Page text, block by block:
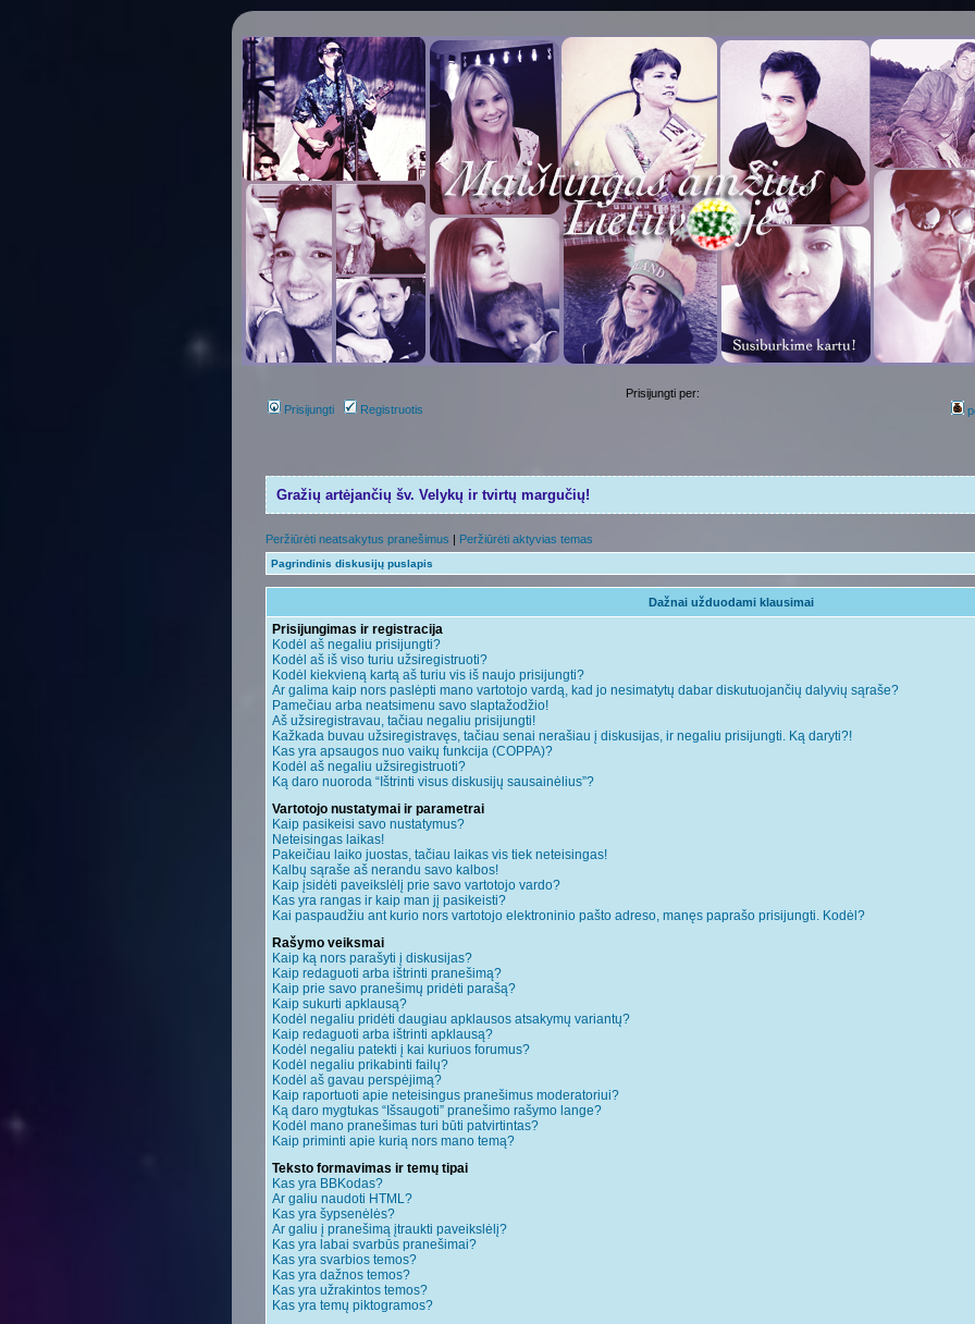
Prisijungti Registruotis
Prisijungti per:
Gražių artėjančių šv. Velykų ir tvirtų margučių!
Peržiūrėti neatsakytus pranešimus | Peržiūrėti aktyvias temas
Pagrindinis diskusijų puslapis
Dažnai užduodami klausimai
Prisijungimas ir registracija
Kodėl aš negaliu prisijungti?
Kodėl aš iš viso turiu užsiregistruoti?
Kodėl kiekvieną kartą aš turiu vis iš naujo prisijungti?
Ar galima kaip nors paslėpti mano vartotojo vardą, kad jo nesimatytų dabar diskutuojančių dalyvių sąraše?
Pamečiau arba neatsimenu savo slaptažodžio!
Aš užsiregistravau, tačiau negaliu prisijungti!
Kažkada buvau užsiregistravęs, tačiau senai nerašiau į diskusijas, ir negaliu prisijungti. Ką daryti?!
Kas yra apsaugos nuo vaikų funkcija (COPPA)?
Kodėl aš negaliu užsiregistruoti?
Ką daro nuoroda “Ištrinti visus diskusijų sausainėlius”?
Vartotojo nustatymai ir parametrai
Kaip pasikeisi savo nustatymus?
Neteisingas laikas!
Pakeičiau laiko juostas, tačiau laikas vis tiek neteisingas!
Kalbų sąraše aš nerandu savo kalbos!
Kaip įsidėti paveikslėlį prie savo vartotojo vardo?
Kas yra rangas ir kaip man jį pasikeisti?
Kai paspaudžiu ant kurio nors vartotojo elektroninio pašto adreso, manęs paprašo prisijungti. Kodėl?
Rašymo veiksmai
Kaip ką nors parašyti į diskusijas?
Kaip redaguoti arba ištrinti pranešimą?
Kaip prie savo pranešimų pridėti parašą?
Kaip sukurti apklausą?
Kodėl negaliu pridėti daugiau apklausos atsakymų variantų?
Kaip redaguoti arba ištrinti apklausą?
Kodėl negaliu patekti į kai kuriuos forumus?
Kodėl negaliu prikabinti failų?
Kodėl aš gavau perspėjimą?
Kaip raportuoti apie neteisingus pranešimus moderatoriui?
Ką daro mygtukas “Išsaugoti” pranešimo rašymo lange?
Kodėl mano pranešimas turi būti patvirtintas?
Kaip priminti apie kurią nors mano temą?
Teksto formavimas ir temų tipai
Kas yra BBKodas?
Ar galiu naudoti HTML?
Kas yra šypsenėlės?
Ar galiu į pranešimą įtraukti paveikslėlį?
Kas yra labai svarbūs pranešimai?
Kas yra svarbios temos?
Kas yra dažnos temos?
Kas yra užrakintos temos?
Kas yra temų piktogramos?